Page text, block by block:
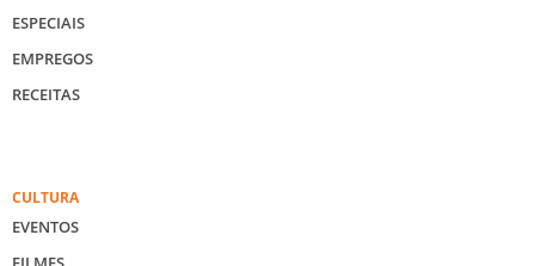
ESPECIAIS
EMPREGOS
RECEITAS
CULTURA
EVENTOS